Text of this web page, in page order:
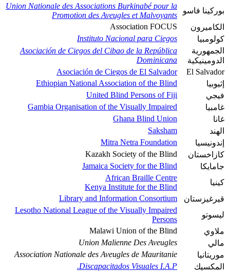
بوركينا فاسو
Union Nationale des Associations Burkinabé pour la
Promotion des Aveugles et Malvoyants
الكاميرون
Association FOCUS
كولومبيا
Instituto Nacional para Ciegos
الجمهورية
الدومينيكية
Asociación de Ciegos del Cibao de la República
Dominicana
El Salvador
Asociación de Ciegos de El Salvador
إثيوبيا
Ethiopian National Association of the Blind
فيجي
United Blind Persons of Fiji
غامبيا
Gambia Organisation of the Visually Impaired
غانا
Ghana Blind Union
الهند
Saksham
إندونيسيا
Mitra Netra Foundation
كازاخستان
Kazakh Society of the Blind
جامايكا
Jamaica Society for the Blind
كينيا
African Braille Centre
Kenya Institute for the Blind
قيرغيزستان
Library and Information Consortium
ليسوتو
Lesotho National League of the Visually Impaired
Persons
ملاوي
Malawi Union of the Blind
مالي
Union Malienne Des Aveugles
موريتانيا
Association Nationale des Aveugles de Mauritanie
المكسيك
Discapacitados Visuales I.A.P.